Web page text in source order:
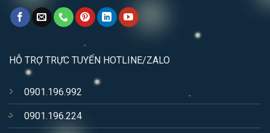
HỖ TRỢ TRỰC TUYẾN HOTLINE/ZALO
0901.196.992
0901.196.224